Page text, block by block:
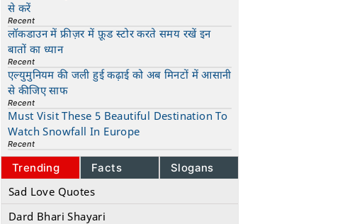
से करें
Recent
लॉकडाउन में फ्रीज़र में फ़ूड स्टोर करते समय रखें इन
बातों का ध्यान
Recent
एल्युमुनियम की जली हुई कढ़ाई को अब मिनटों में आसानी
से कीजिए साफ
Recent
Must Visit These 5 Beautiful Destination To
Watch Snowfall In Europe
Recent
Trending Facts Slogans
Sad Love Quotes
Dard Bhari Shayari